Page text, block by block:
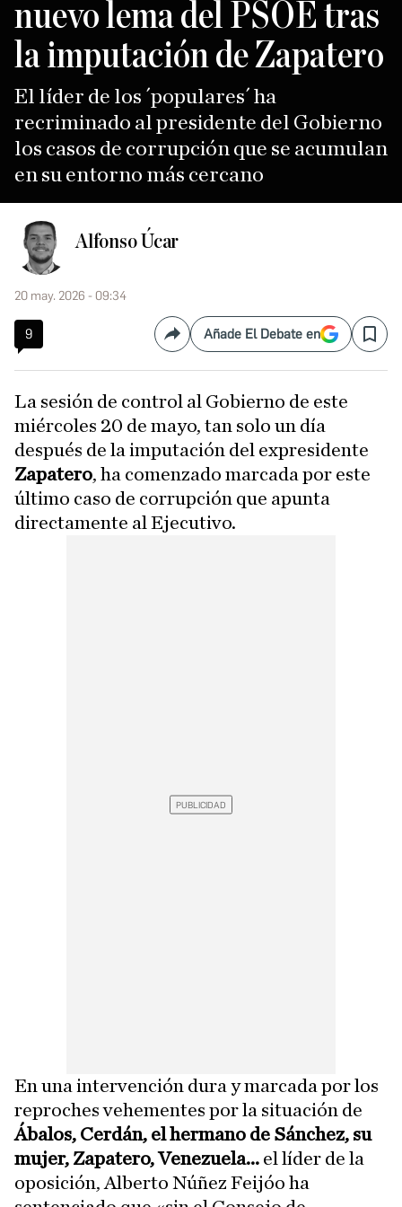
nuevo lema del PSOE tras
la imputación de Zapatero
El líder de los ´populares´ ha
recriminado al presidente del Gobierno
los casos de corrupción que se acumulan
en su entorno más cercano
Alfonso Úcar
20 may. 2026 - 09:34
9 CompartirAñade El Debate en Save
La sesión de control al Gobierno de este
miércoles 20 de mayo, tan solo un día
después de la imputación del expresidente
Zapatero, ha comenzado marcada por este
último caso de corrupción que apunta
directamente al Ejecutivo.
En una intervención dura y marcada por los
reproches vehementes por la situación de
Ábalos, Cerdán, el hermano de Sánchez, su
mujer, Zapatero, Venezuela... el líder de la
oposición, Alberto Núñez Feijóo ha